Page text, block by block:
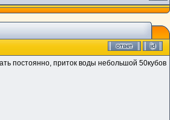
постоянно, приток воды небольшой 50кубов